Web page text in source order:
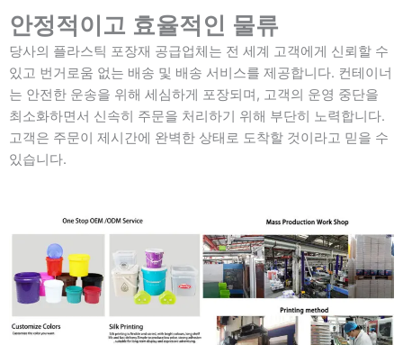
안정적이고 효율적인 물류
당사의 플라스틱 포장재 공급업체는 전 세계 고객에게 신뢰할 수
있고 번거로움 없는 배송 및 배송 서비스를 제공합니다. 컨테이너
는 안전한 운송을 위해 세심하게 포장되며, 고객의 운영 중단을
최소화하면서 신속히 주문을 처리하기 위해 부단히 노력합니다.
고객은 주문이 제시간에 완벽한 상태로 도착할 것이라고 믿을 수
있습니다.